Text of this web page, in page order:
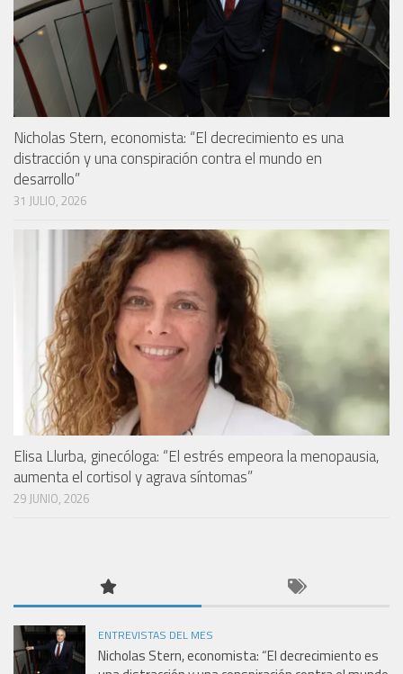
Nicholas Stern, economista: “El decrecimiento es una
distracción y una conspiración contra el mundo en
desarrollo”
31 JULIO, 2026
Elisa Llurba, ginecóloga: “El estrés empeora la menopausia,
aumenta el cortisol y agrava síntomas”
29 JUNIO, 2026
ENTREVISTAS DEL MES
Nicholas Stern, economista: “El decrecimiento es